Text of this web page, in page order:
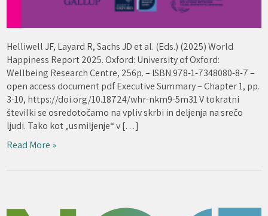
Helliwell JF, Layard R, Sachs JD et al. (Eds.) (2025) World
Happiness Report 2025. Oxford: University of Oxford:
Wellbeing Research Centre, 256p. – ISBN 978-1-7348080-8-7 –
open access document pdf Executive Summary – Chapter 1, pp.
3-10, https://doi.org/10.18724/whr-nkm9-5m31 V tokratni
številki se osredotočamo na vpliv skrbi in deljenja na srečo
ljudi. Tako kot „usmiljenje“ v […]
Read More »